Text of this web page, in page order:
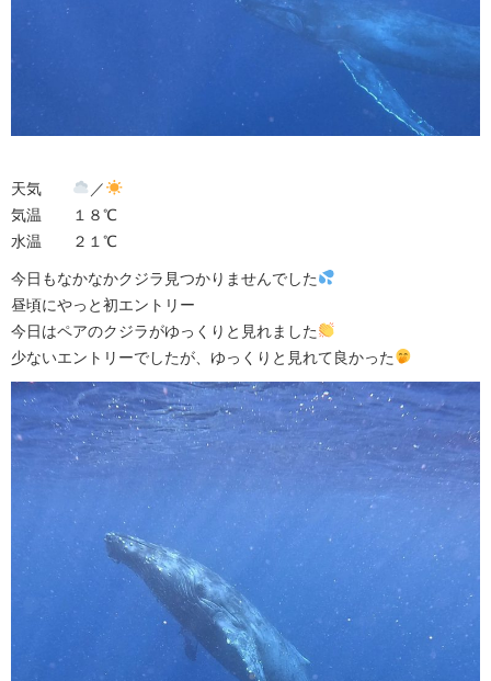
天気
／
気温 １８℃
水温 ２１℃
今日もなかなかクジラ見つかりませんでした
昼頃にやっと初エントリー
今日はペアのクジラがゆっくりと見れました
少ないエントリーでしたが、ゆっくりと見れて良かった